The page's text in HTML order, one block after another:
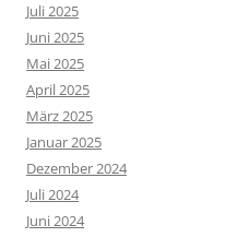
Juli 2025
Juni 2025
Mai 2025
April 2025
März 2025
Januar 2025
Dezember 2024
Juli 2024
Juni 2024